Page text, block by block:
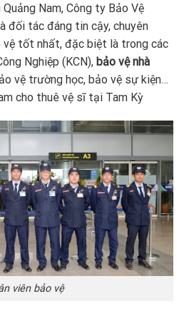
Nam, Công ty Bảo Vệ
đối tác đáng tin cậy, chuyên
vệ tốt nhất, đặc biệt là trong các
Nghiệp (KCN), bảo vệ nhà
vệ trường học, bảo vệ sự kiện…
cho thuê vệ sĩ tại Tam Kỳ
viên bảo vệ